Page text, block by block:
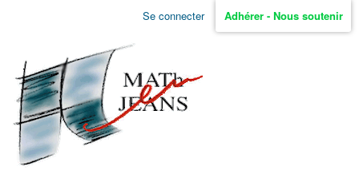
Aller
non
identifié
Se connecter Adhérer - Nous soutenir